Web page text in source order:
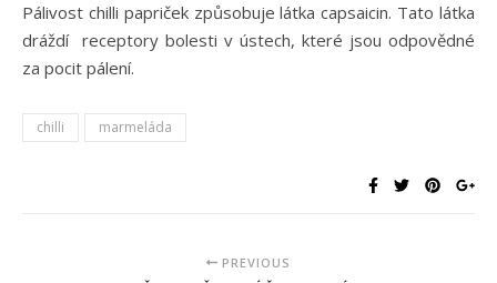
Pálivost chilli papriček způsobuje látka capsaicin. Tato látka
dráždí receptory bolesti v ústech, které jsou odpovědné
za pocit pálení.
chilli marmeláda
PREVIOUS